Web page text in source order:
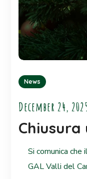
News
December 24,
Si comunica
GAL Valli del